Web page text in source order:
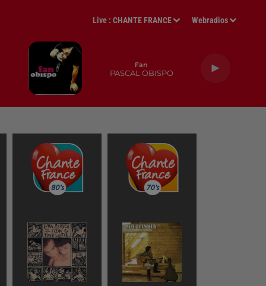
Live :CHANTE FRANCE Webradios
Fan
PASCAL OBISPO